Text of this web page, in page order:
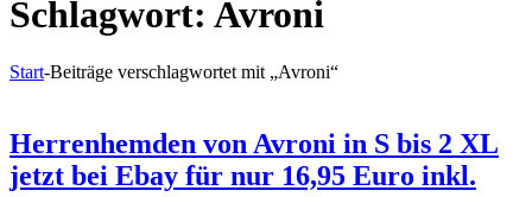
Schlagwort: Avroni
Start-Beiträge verschlagwortet mit „Avroni“
Herrenhemden von Avroni in S bis 2 XL
jetzt bei Ebay für nur 16,95 Euro inkl.